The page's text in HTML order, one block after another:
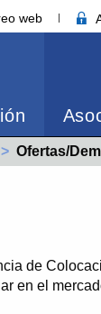
web
Actual:
Ofertas/
de
en el